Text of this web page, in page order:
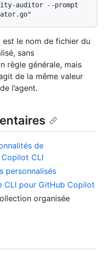
auditor --prompt
est le nom de fichier du
sans
règle générale, mais
de la même valeur
l’agent.
de
CLI
personnalisés
CLI pour GitHub Copilot
organisée